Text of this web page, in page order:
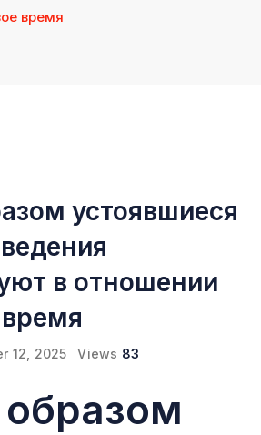
время
устоявшиеся
в отношении
12, 2025 Views 83